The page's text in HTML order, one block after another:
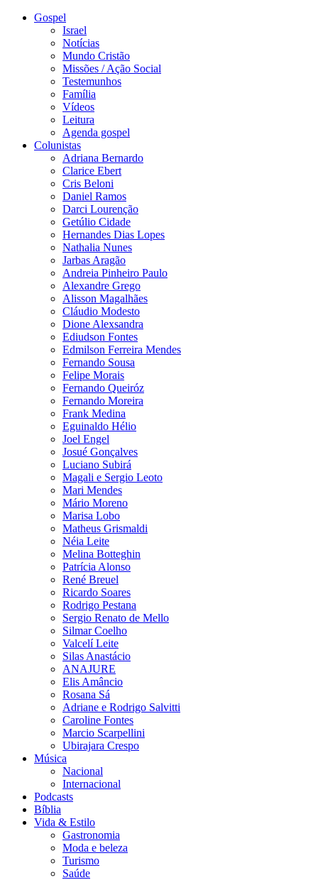
Gospel
Israel
Notícias
Mundo Cristão
Missões / Ação Social
Testemunhos
Família
Vídeos
Leitura
Agenda gospel
Colunistas
Adriana Bernardo
Clarice Ebert
Cris Beloni
Daniel Ramos
Darci Lourenção
Getúlio Cidade
Hernandes Dias Lopes
Nathalia Nunes
Jarbas Aragão
Andreia Pinheiro Paulo
Alexandre Grego
Alisson Magalhães
Cláudio Modesto
Dione Alexsandra
Ediudson Fontes
Edmilson Ferreira Mendes
Fernando Sousa
Felipe Morais
Fernando Queiróz
Fernando Moreira
Frank Medina
Eguinaldo Hélio
Joel Engel
Josué Gonçalves
Luciano Subirá
Magali e Sergio Leoto
Mari Mendes
Mário Moreno
Marisa Lobo
Matheus Grismaldi
Néia Leite
Melina Botteghin
Patrícia Alonso
René Breuel
Ricardo Soares
Rodrigo Pestana
Sergio Renato de Mello
Silmar Coelho
Valcelí Leite
Silas Anastácio
ANAJURE
Elis Amâncio
Rosana Sá
Adriane e Rodrigo Salvitti
Caroline Fontes
Marcio Scarpellini
Ubirajara Crespo
Música
Nacional
Internacional
Podcasts
Bíblia
Vida & Estilo
Gastronomia
Moda e beleza
Turismo
Saúde